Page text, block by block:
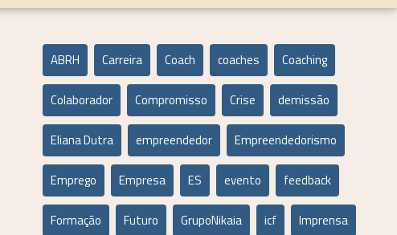
ABRH Carreira Coach coaches Coaching
Colaborador Compromisso Crise demissão
Eliana Dutra empreendedor Empreendedorismo
Emprego Empresa ES evento feedback
Formação Futuro GrupoNikaia icf Imprensa